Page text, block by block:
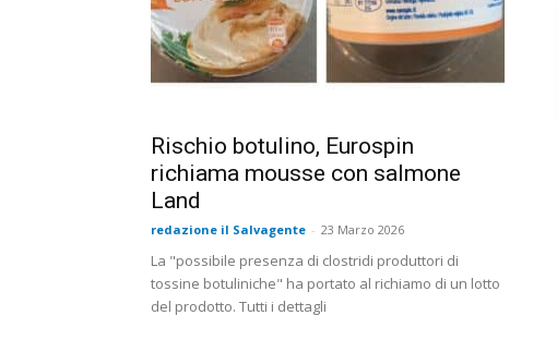
Rischio botulino, Eurospin
richiama mousse con salmone
Land
redazione il Salvagente - 23 Marzo 2026
La "possibile presenza di clostridi produttori di
tossine botuliniche" ha portato al richiamo di un lotto
del prodotto. Tutti i dettagli